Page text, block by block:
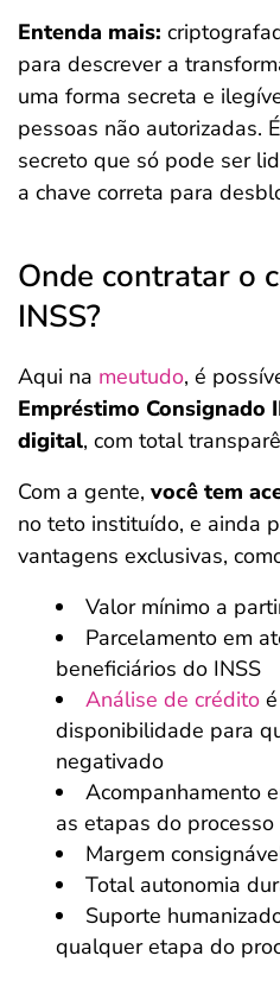
Entenda mais:
para descrever a
uma forma secreta e
pessoas não autorizadas.
secreto que só pode ser
a chave correta para
Onde contratar o
INSS?
Aqui na meutudo, é
Empréstimo Consignado
digital, com total
Com a gente, você tem
no teto instituído, e ainda
vantagens exclusivas,
Valor mínimo a
Parcelamento em
beneficiários do INSS
Análise de crédito
disponibilidade para
negativado
Acompanhamento
as etapas do processo
Margem
Total autonomia
Suporte
qualquer etapa do